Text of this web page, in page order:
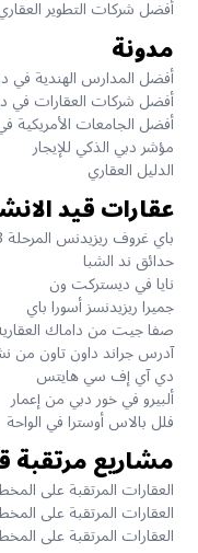
أفضل شركات التطوير
مدونة
أفضل المدارس الهندية في
أفضل شركات العقارات في
أفضل الجامعات الأمريكية
مؤشر دبي الذكي للإيجار
الدليل العقاري
عقارات قيد
باي غروف ريزيدنس المرحلة 3
حدائق ند الشبا
نايا في ديستركت ون
جميرا ريزيدنسز أسورا باي
صفا جيت من داماك
آدرس جراند داون تاون من
دي آي إف سي هايتس
ألبيرو في خور دبي من إعمار
فلل بالاس أوسترا في الواحة
مشاريع مرتقبة
العقارات المرتقبة على المخطط لعام
العقارات المرتقبة على المخطط لعام
العقارات المرتقبة على المخطط لعام